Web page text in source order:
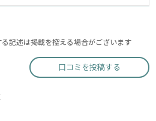
記述は掲載を控える場合がございます
口コミを投稿する